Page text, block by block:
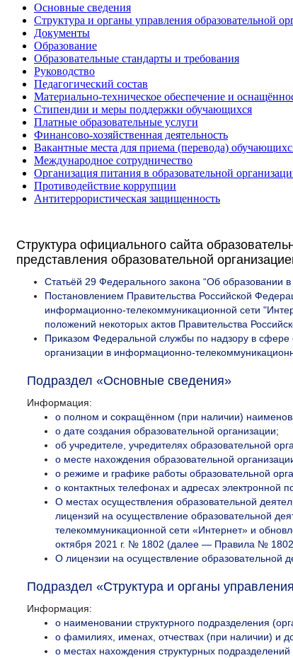
Основные сведения
Структура и органы управления образовательной
Документы
Образование
Образовательные стандарты и требования
Руководство
Педагогический состав
Материально-техническое обеспечение и
Стипендии и меры поддержки обучающихся
Платные образовательные услуги
Финансово-хозяйственная деятельность
Вакантные места для приема (перевода)
Международное сотрудничество
Организация питания в образовательной
Противодействие коррупции
Антитеррористическая защищенность
Структура официального сайта
представления образовательной
Статьёй 29 Федерального закона “Об образовании
Постановлением Правительства Российской
информационно-телекоммуникационной сети
положений некоторых актов Правительства
Приказом Федеральной службы по надзору в сфере
организации в информационно-
Подраздел «Основные сведения»
Информация:
о полном и сокращённом (при наличии)
о дате создания образовательной организации;
об учредителе, учредителях образовательной
о месте нахождения образовательной
о режиме и графике работы образовательной
о контактных телефонах и адресах электронной
О местах осуществления образовательной
лицензий на осуществление образовательной
телекоммуникационной сети «Интернет» и
октября 2021 г. № 1802 (далее — Правила №
О лицензии на осуществление образовательной
Подраздел «Структура и органы
Информация:
о наименовании структурного подразделения
о фамилиях, именах, отчествах (при наличии) и
о местах нахождения структурных подразделений